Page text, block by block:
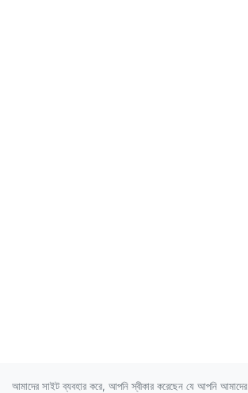
আমাদের সাইট ব্যবহার করে, আপনি স্বীকার করেছেন যে আপনি আমাদের